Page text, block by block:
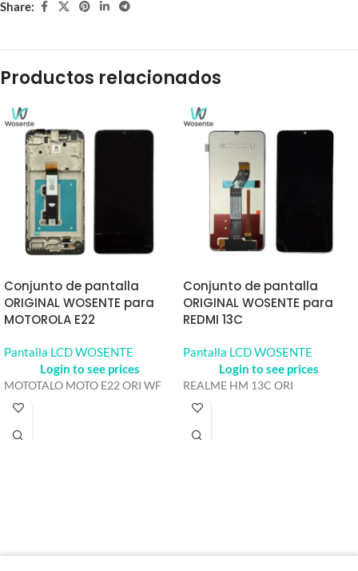
Share:
Productos relacionados
Conjunto de pantalla
ORIGINAL WOSENTE para
MOTOROLA E22
Pantalla LCD WOSENTE
Login to see prices
MOTOTALO MOTO E22 ORI WF
Conjunto de pantalla
ORIGINAL WOSENTE para
REDMI 13C
Pantalla LCD WOSENTE
Login to see prices
REALME HM 13C ORI